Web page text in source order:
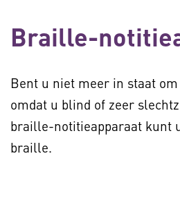
Braille-
Bent u niet meer in staat
omdat u blind of zeer
braille-notitieapparaat kunt
braille.